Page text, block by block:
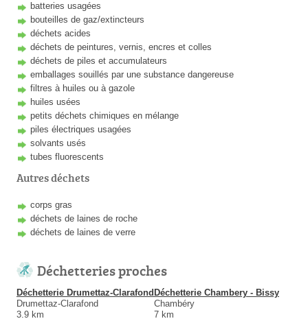
batteries usagées
bouteilles de gaz/extincteurs
déchets acides
déchets de peintures, vernis, encres et colles
déchets de piles et accumulateurs
emballages souillés par une substance dangereuse
filtres à huiles ou à gazole
huiles usées
petits déchets chimiques en mélange
piles électriques usagées
solvants usés
tubes fluorescents
Autres déchets
corps gras
déchets de laines de roche
déchets de laines de verre
Déchetteries proches
Déchetterie Drumettaz-Clarafond
Drumettaz-Clarafond
3.9 km
Déchetterie Chambery - Bissy
Chambéry
7 km